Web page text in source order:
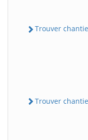
Trouver
Trouver